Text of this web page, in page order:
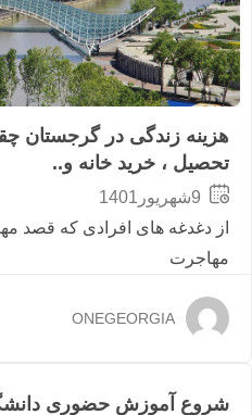
هزینه زندگی در گرجستان
تحصیل ، خرید خانه و..
9شهریور1401
از دغدغه های افرادی که قصد
مهاجرت
ONEGEORGIA
اخبار
شروع آموزش حضوری